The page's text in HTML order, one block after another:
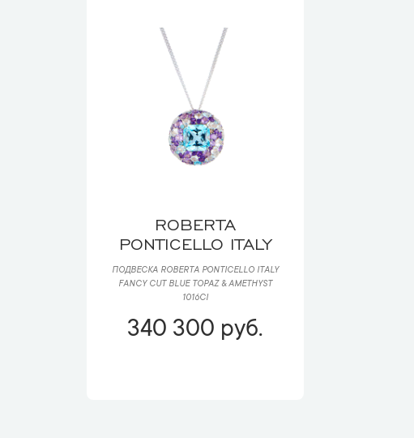
ROBERTA
PONTICELLO ITALY
ПОДВЕСКА ROBERTA PONTICELLO ITALY
FANCY CUT BLUE TOPAZ & AMETHYST
1016CI
340 300 руб.